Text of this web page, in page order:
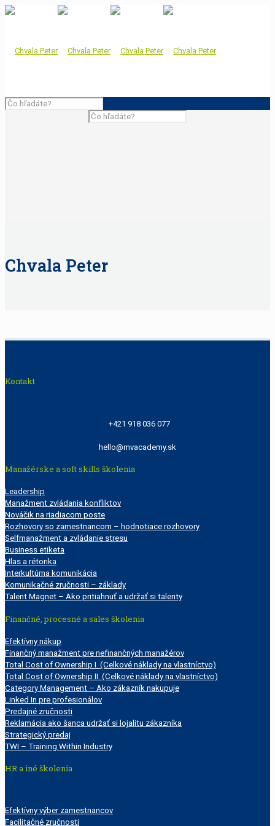
Chvala Peter
Kontakt
+421 918 036 077
hello@mvacademy.sk
Manažérske a soft skills školenia
Leadership
Manažment zvládania konfliktov
Nováčik na riadiacom poste
Rozhovory so zamestnancom – hodnotiace rozhovory
Selfmanažment a zvládanie stresu
Business etiketa
Hlas a rétorika
Interkultúrna komunikácia
Komunikačné zručnosti – základy
Talent Magnet – Ako pritiahnuť a udržať si talenty
Finančné, procesné a sales školenia
Efektívny nákup
Finančný manažment pre nefinančných manažérov
Total Cost of Ownership I. (Celkové náklady na vlastníctvo)
Total Cost of Ownership II. (Celkové náklady na vlastníctvo)
Category Management – Ako zákazník nakupuje
Linked In pre profesionálov
Predajné zručnosti
Reklamácia ako šanca udržať si lojalitu zákazníka
Strategický predaj
TWI – Training Within Industry
HR a iné školenia
Efektívny výber zamestnancov
Facilitačné zručnosti